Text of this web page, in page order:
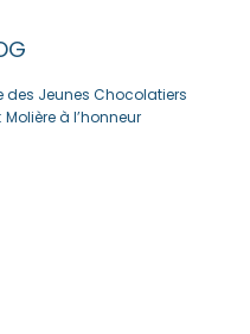
des Jeunes Chocolatiers
à l’honneur